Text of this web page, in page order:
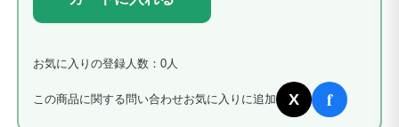
お気に入りの登録人数：0人
この商品に関する問い合わせお気に入りに追加 X f